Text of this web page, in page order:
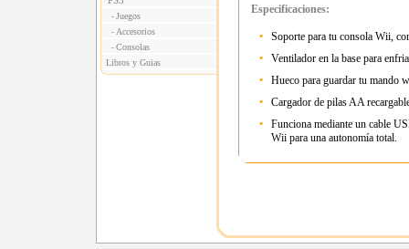
- Juegos
- Accesorios
- Consolas
Libros y Guias
Especificaciones:
•
Soporte para tu consola Wii,
•
Ventilador en la base para
•
Hueco para guardar tu mando
•
Cargador de pilas AA
•
Funciona mediante un cable
Wii para una autonomía total.